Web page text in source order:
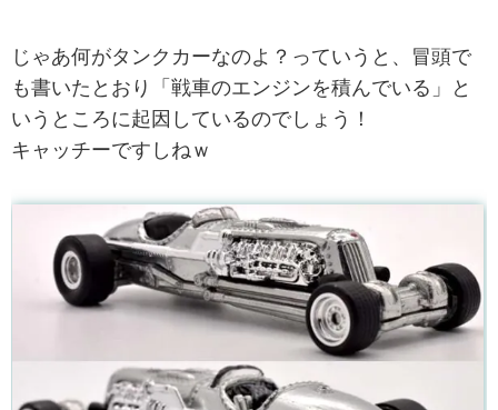
じゃあ何がタンクカーなのよ？っていうと、冒頭で
も書いたとおり「戦車のエンジンを積んでいる」と
いうところに起因しているのでしょう！
キャッチーですしねｗ